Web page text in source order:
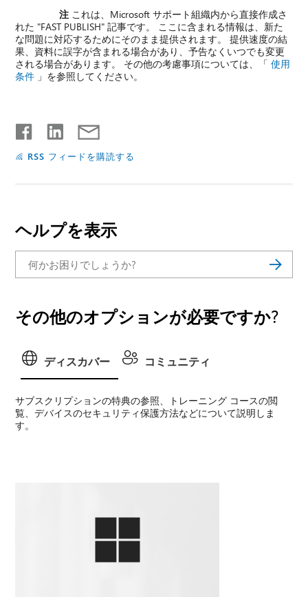
注 これは、Microsoft サポート組織内から直接作成さ
れた "FAST PUBLISH" 記事です。 ここに含まれる情報は、新た
な問題に対応するためにそのまま提供されます。 提供速度の結
果、資料に誤字が含まれる場合があり、予告なくいつでも変更
される場合があります。 その他の考慮事項については、「使用
条件 」を参照してください。
RSS フィードを購読する
ヘルプを表示
その他のオプションが必要ですか?
ディスカバー コミュニティ
サブスクリプションの特典の参照、トレーニング コースの閲
覧、デバイスのセキュリティ保護方法などについて説明しま
す。